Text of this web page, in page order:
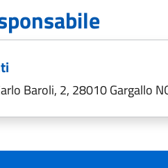
Baroli, 2, 28010 Gargallo